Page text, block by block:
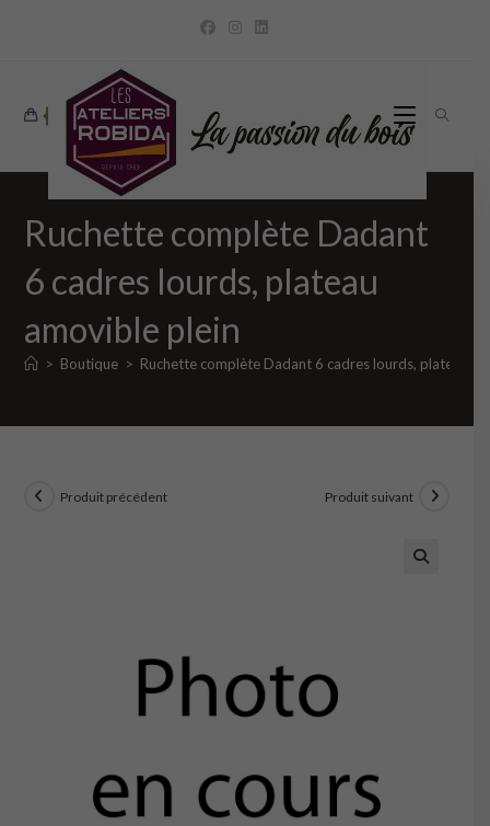
Ruchette complète Dadant
6 cadres lourds, plateau
amovible plein
> Boutique > Ruchette complète Dadant 6 cadres lourds, plateau
Produit précédent Produit suivant